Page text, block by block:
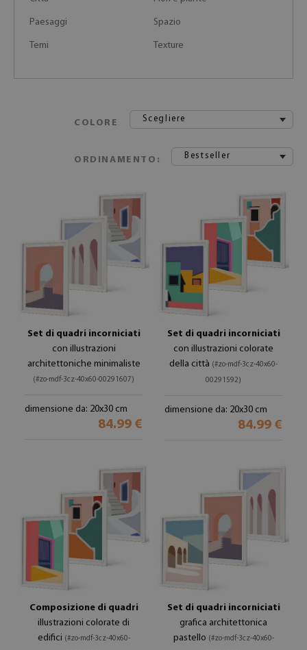
Paesaggi Spazio
Temi Texture
COLORE Scegliere
ORDINAMENTO: Bestseller
Set di quadri incorniciati
con illustrazioni
architettoniche minimaliste
(#zo-mdf-3cz-40x60-00291607)
dimensione da: 20x30 cm
84.99 €
Set di quadri incorniciati
con illustrazioni colorate
della città (#zo-mdf-3cz-40x60-
00291592)
dimensione da: 20x30 cm
84.99 €
Composizione di quadri
illustrazioni colorate di
edifici (#zo-mdf-3cz-40x60-
Set di quadri incorniciati
grafica architettonica
pastello (#zo-mdf-3cz-40x60-